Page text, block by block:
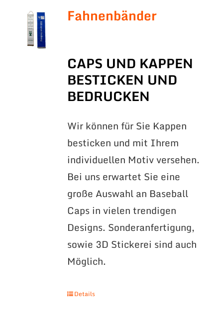
Fahnenbänder
CAPS UND KAPPEN
BESTICKEN UND
BEDRUCKEN
Wir können für Sie Kappen
besticken und mit Ihrem
individuellen Motiv versehen.
Bei uns erwartet Sie eine
große Auswahl an Baseball
Caps in vielen trendigen
Designs. Sonderanfertigung,
sowie 3D Stickerei sind auch
Möglich.
Details